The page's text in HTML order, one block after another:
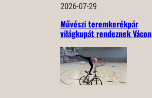
2026-07-29
Művészi teremkerékpár
világkupát rendeznek Vácon